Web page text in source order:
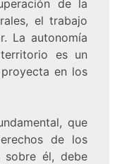
de la
el trabajo
La autonomía
es un
en los
que
de los
sobre él, debe